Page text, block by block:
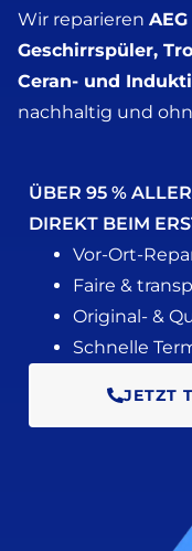
Wir reparieren
Geschirrspüler,
Ceran- und
nachhaltig und
ÜBER 95 %
DIREKT BEIM
Vor-Ort-
Faire &
Original- &
Schnelle
JETZT